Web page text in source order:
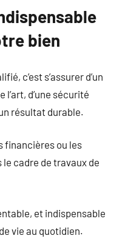
bien
c’est s’assurer d’un
d’une sécurité
résultat durable.
financières ou les
cadre de travaux de
et indispensable
vie au quotidien.